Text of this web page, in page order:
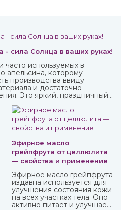
- сила Солнца в ваших руках!
часто используемых в
апельсина, которому
производства ввиду
и достаточно
Это яркий, праздничный
Эфирное масло
грейпфрута от целлюлита
— свойства и применение
Эфирное масло грейпфрута
издавна используется для
улучшения состояния кожи
на всех участках тела. Оно
активно питает и улучшает